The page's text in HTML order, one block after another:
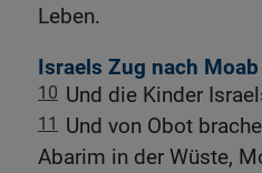
Leben.
Israels Zug nach Moab
10 Und die Kinder
11 Und von Obot
Abarim in der Wüste,